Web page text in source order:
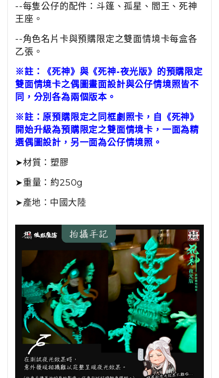
--每隻公仔的配件：斗篷、孤星、閻王、死神
王座。
--角色名片卡與預購限定之雙面情境卡每盒各
乙張。
※註：《死神》與《死神-夜光版》的預購限定
雙面情境卡之偶圖畫面設計與公仔情境照皆不
同，分別各為兩個版本。
※註：原預購限定之同框劇照卡，自《死神》
開始升級為預購限定之雙面情境卡，一面為精
選偶圖設計，另一面為公仔情境照。
➤材質：塑膠
➤重量：約250g
➤產地：中國大陸